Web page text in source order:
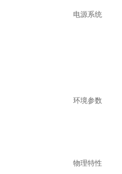
电源系统
环境参数
物理特性